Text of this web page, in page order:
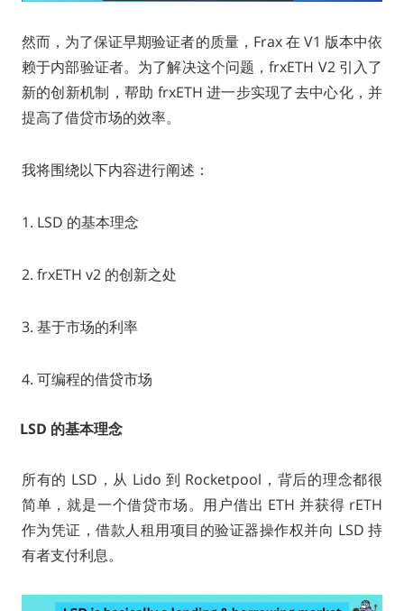
然而，为了保证早期验证者的质量，Frax 在 V1 版本中依
赖于内部验证者。为了解决这个问题，frxETH V2 引入了
新的创新机制，帮助 frxETH 进一步实现了去中心化，并
提高了借贷市场的效率。
我将围绕以下内容进行阐述：
1. LSD 的基本理念
2. frxETH v2 的创新之处
3. 基于市场的利率
4. 可编程的借贷市场
LSD 的基本理念
所有的 LSD，从 Lido 到 Rocketpool，背后的理念都很
简单，就是一个借贷市场。用户借出 ETH 并获得 rETH
作为凭证，借款人租用项目的验证器操作权并向 LSD 持
有者支付利息。